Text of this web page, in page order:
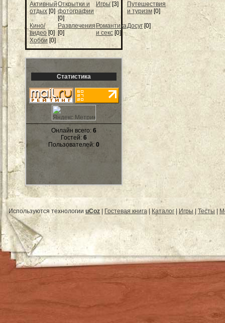
Активный
отдых [0]
Открытки и
фотографии
[0]
Игры [3]
Путешествия
и туризм [0]
Кино/
видео [0]
Развлечения
[0]
Романтика
и секс [0]
Досуг [0]
Хобби [0]
Статистика
Онлайн всего: 6
Гостей: 6
Пользователей: 0
Используются технологии uCoz Гостевая книга Каталог Игры Тесты